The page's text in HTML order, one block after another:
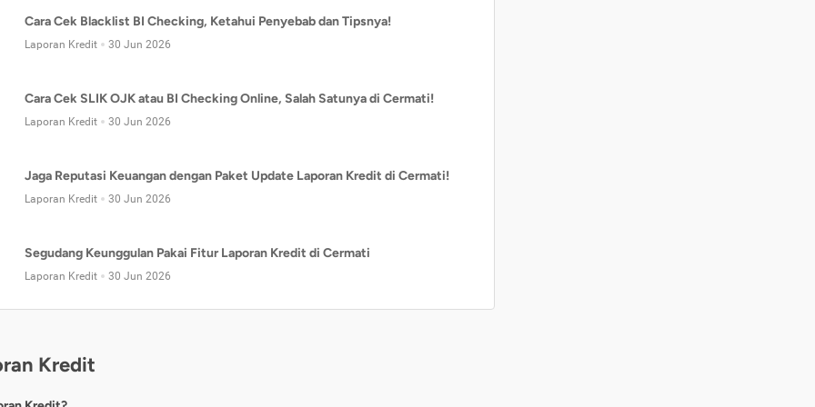
Cara Cek Blacklist BI Checking, Ketahui Penyebab dan Tipsnya!
Laporan Kredit 30 Jun 2026
Cara Cek SLIK OJK atau BI Checking Online, Salah Satunya di Cermati!
Laporan Kredit 30 Jun 2026
Jaga Reputasi Keuangan dengan Paket Update Laporan Kredit di Cermati!
Laporan Kredit 30 Jun 2026
Segudang Keunggulan Pakai Fitur Laporan Kredit di Cermati
Laporan Kredit 30 Jun 2026
Kredit